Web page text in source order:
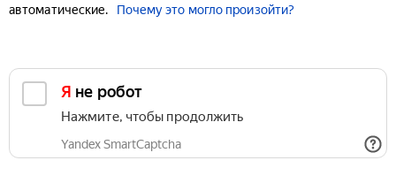
автоматические.
Почему это могло произойти?
Я не робот
Нажмите, чтобы продолжить
Yandex SmartCaptcha